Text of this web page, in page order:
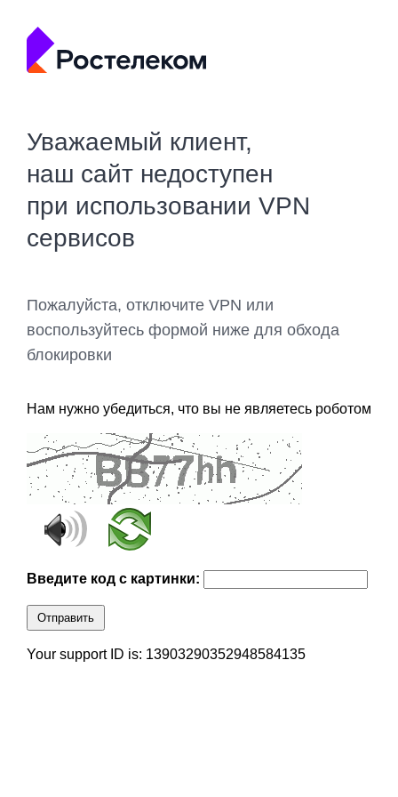
Уважаемый клиент,
наш сайт недоступен
при использовании VPN
сервисов
Пожалуйста, отключите VPN или
воспользуйтесь формой ниже для обхода
блокировки
Нам нужно убедиться, что вы не являетесь роботом
Введите код с картинки:
Отправить
Your support ID is: 13903290352948584135